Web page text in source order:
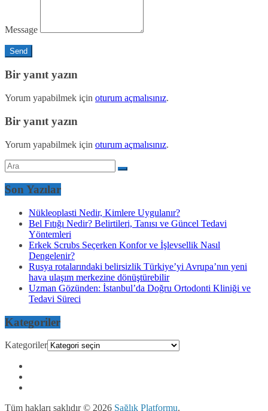
Message
Bir yanıt yazın
Yorum yapabilmek için oturum açmalısınız.
Bir yanıt yazın
Yorum yapabilmek için oturum açmalısınız.
Son Yazılar
Nükleoplasti Nedir, Kimlere Uygulanır?
Bel Fıtığı Nedir? Belirtileri, Tanısı ve Güncel Tedavi
Yöntemleri
Erkek Scrubs Seçerken Konfor ve İşlevsellik Nasıl
Dengelenir?
Rusya rotalarındaki belirsizlik Türkiye’yi Avrupa’nın yeni
hava ulaşım merkezine dönüştürebilir
Uzman Gözünden: İstanbul’da Doğru Ortodonti Kliniği ve
Tedavi Süreci
Kategoriler
Kategoriler
Tüm hakları saklıdır © 2026 Sağlık Platformu.